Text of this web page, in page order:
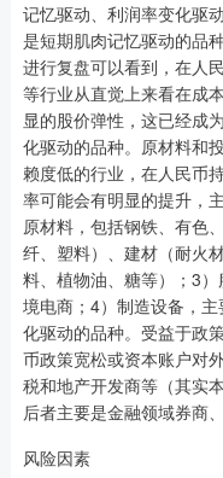
记忆驱动、利润率变化驱
是短期肌肉记忆驱动的品
进行复盘可以看到，在人
等行业从直觉上来看在成
显的股价弹性，这已经成
化驱动的品种。原材料和
赖度低的行业，在人民币
率可能会有明显的提升，
原材料，包括钢铁、有色
纤、塑料）、建材（耐火
料、植物油、糖等）；3
境电商；4）制造设备，
化驱动的品种。受益于政
币政策宽松或资本账户对
税和地产开发商等（其实
后者主要是金融领域券商
风险因素